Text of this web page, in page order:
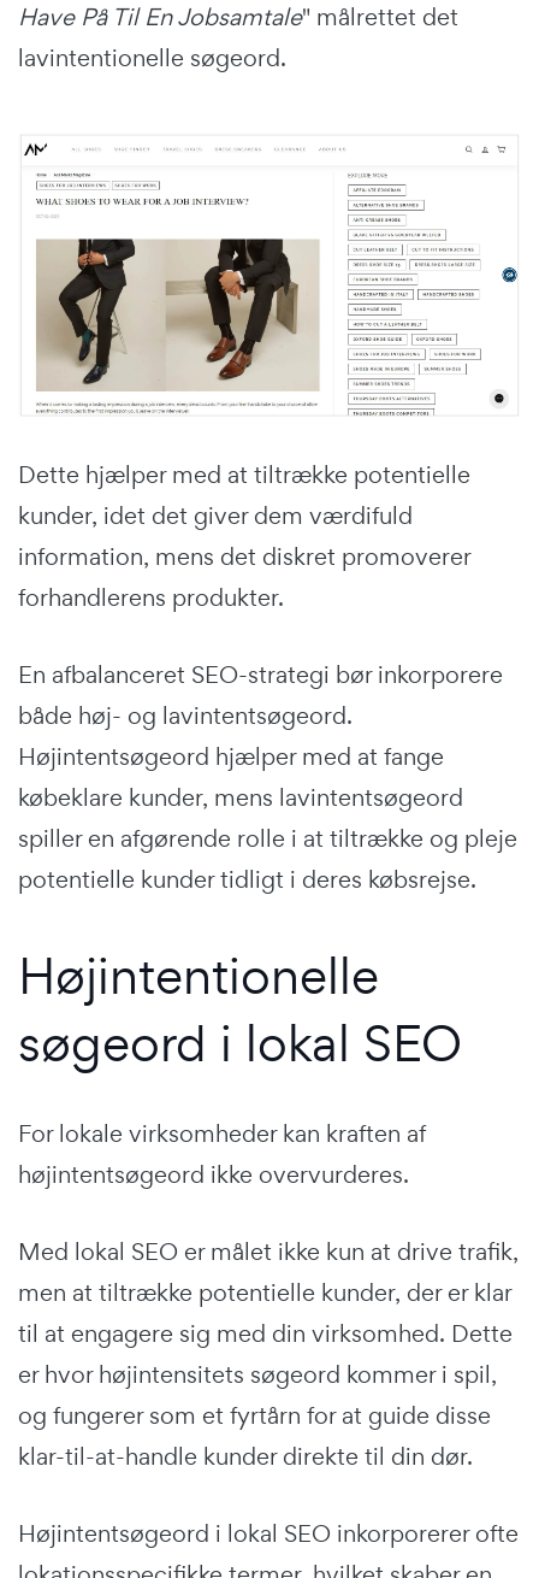
Have På Til En Jobsamtale" målrettet det
lavintentionelle søgeord.
Dette hjælper med at tiltrække potentielle
kunder, idet det giver dem værdifuld
information, mens det diskret promoverer
forhandlerens produkter.
En afbalanceret SEO-strategi bør inkorporere
både høj- og lavintentsøgeord.
Højintentsøgeord hjælper med at fange
købeklare kunder, mens lavintentsøgeord
spiller en afgørende rolle i at tiltrække og pleje
potentielle kunder tidligt i deres købsrejse.
Højintentionelle
søgeord i lokal SEO
For lokale virksomheder kan kraften af
højintentsøgeord ikke overvurderes.
Med lokal SEO er målet ikke kun at drive trafik,
men at tiltrække potentielle kunder, der er klar
til at engagere sig med din virksomhed. Dette
er hvor højintensitets søgeord kommer i spil,
og fungerer som et fyrtårn for at guide disse
klar-til-at-handle kunder direkte til din dør.
Højintentsøgeord i lokal SEO inkorporerer ofte